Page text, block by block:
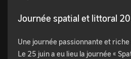
Journée spatial et littoral
Une journée passionnante et
Le 25 juin a eu lieu la journée «